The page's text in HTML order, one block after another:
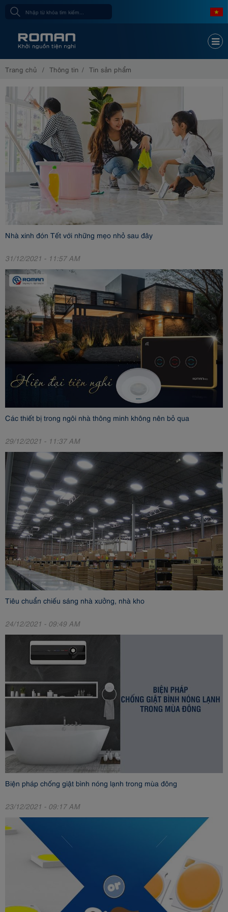
Trang chủ Thông tin Tin sản phẩm
Nhà xinh đón Tết với những mẹo nhỏ sau đây
31/12/2021 - 11:57 AM
Các thiết bị trong ngôi nhà thông minh không nên bỏ qua
29/12/2021 - 11:37 AM
Tiêu chuẩn chiếu sáng nhà xưởng, nhà kho
24/12/2021 - 09:49 AM
Biện pháp chống giật bình nóng lạnh trong mùa đông
23/12/2021 - 09:17 AM